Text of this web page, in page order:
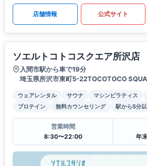
店舗情報 公式サイト
ソエルトコトコスクエア所沢店
入間市駅から車で19分
埼玉県所沢市東町5-22TOCOTOCO
ウェアレンタル サウナ マシンピラティス
プロテイン
無料カウンセリング 駅から5分
営業時間
8:30〜22:00
年